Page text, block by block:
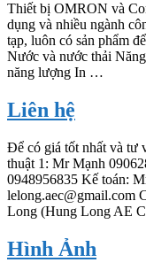
Thiết bị OMRON và
dụng và nhiều ngành
tạp, luôn có sản phẩm
Nước và nước thải
năng lượng In …
Liên hệ
Để có giá tốt nhất và tư
thuật 1: Mr Mạnh
0948956835 Kế toán:
lelong.aec@gmail.com
Long (Hung Long AE
Hình Ảnh